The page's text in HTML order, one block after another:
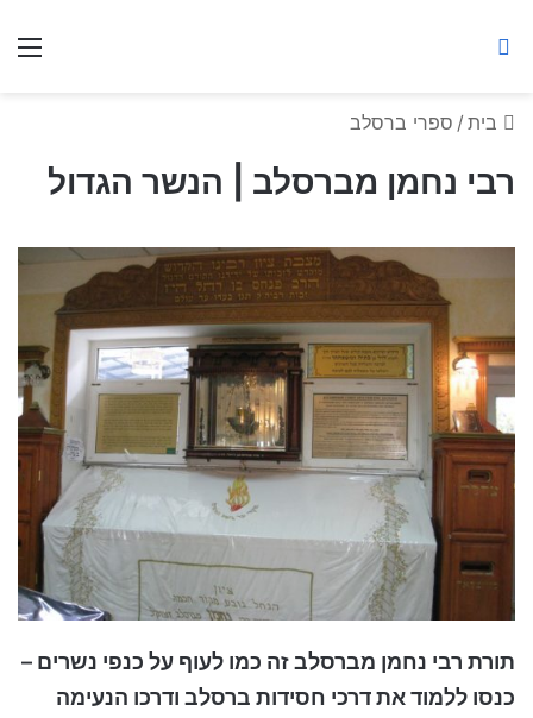
בית / ספרי ברסלב
רבי נחמן מברסלב | הנשר הגדול
תורת רבי נחמן מברסלב זה כמו לעוף על כנפי נשרים –
כנסו ללמוד את דרכי חסידות ברסלב ודרכו הנעימה